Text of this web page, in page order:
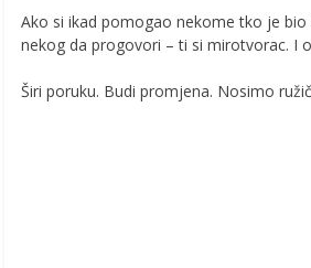
Ako si ikad pomogao nekome tko je
nekog da progovori – ti si mirotvorac. I
Širi poruku. Budi promjena. Nosimo